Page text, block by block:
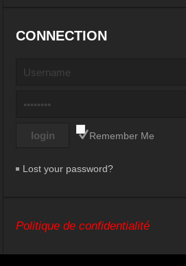
CONNECTION
Remember Me
Lost your password?
Politique de confidentialité